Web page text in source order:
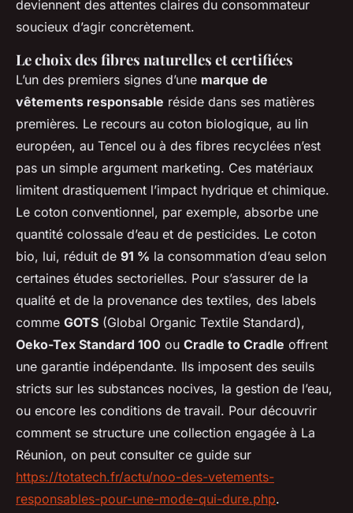
deviennent des attentes claires du consommateur
soucieux d’agir concrètement.
Le choix des fibres naturelles et certifiées
L’un des premiers signes d’une marque de
vêtements responsable réside dans ses matières
premières. Le recours au coton biologique, au lin
européen, au Tencel ou à des fibres recyclées n’est
pas un simple argument marketing. Ces matériaux
limitent drastiquement l’impact hydrique et chimique.
Le coton conventionnel, par exemple, absorbe une
quantité colossale d’eau et de pesticides. Le coton
bio, lui, réduit de 91 % la consommation d’eau selon
certaines études sectorielles. Pour s’assurer de la
qualité et de la provenance des textiles, des labels
comme GOTS (Global Organic Textile Standard),
Oeko-Tex Standard 100 ou Cradle to Cradle offrent
une garantie indépendante. Ils imposent des seuils
stricts sur les substances nocives, la gestion de l’eau,
ou encore les conditions de travail. Pour découvrir
comment se structure une collection engagée à La
Réunion, on peut consulter ce guide sur
https://totatech.fr/actu/noo-des-vetements-
responsables-pour-une-mode-qui-dure.php.